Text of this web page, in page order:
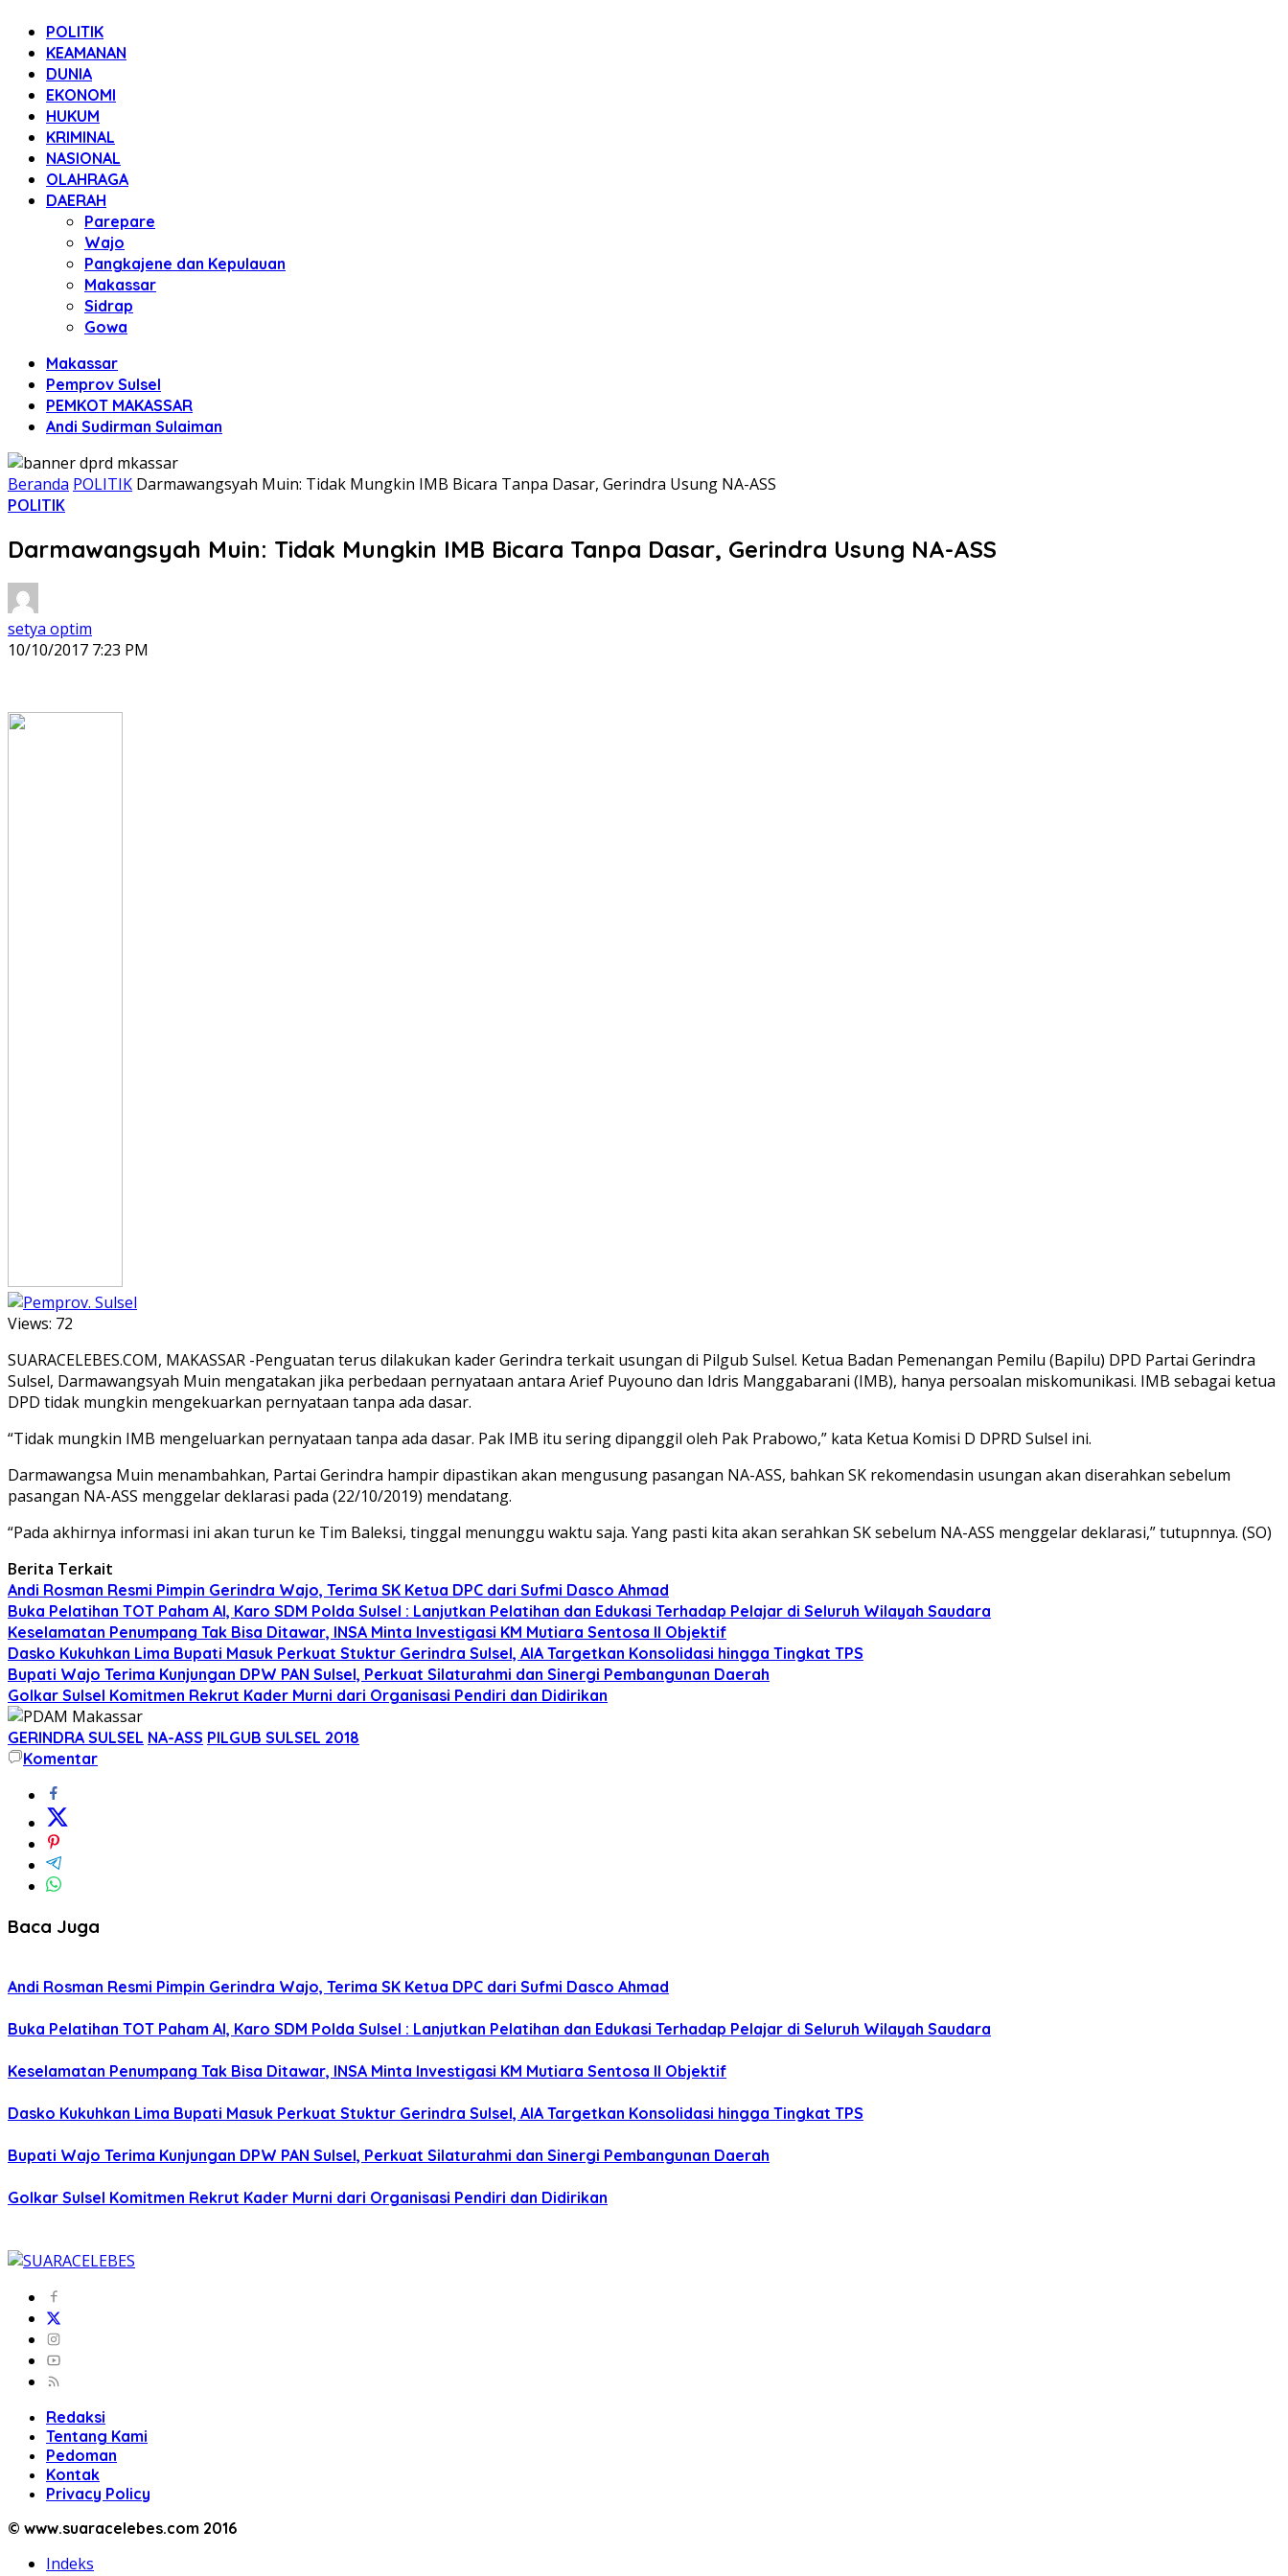
POLITIK
KEAMANAN
DUNIA
EKONOMI
HUKUM
KRIMINAL
NASIONAL
OLAHRAGA
DAERAH
Parepare
Wajo
Pangkajene dan Kepulauan
Makassar
Sidrap
Gowa
Makassar
Pemprov Sulsel
PEMKOT MAKASSAR
Andi Sudirman Sulaiman
Beranda POLITIK Darmawangsyah Muin: Tidak Mungkin IMB Bicara Tanpa Dasar, Gerindra Usung NA-ASS
POLITIK
Darmawangsyah Muin: Tidak Mungkin IMB Bicara Tanpa Dasar, Gerindra Usung NA-ASS
setya optim
10/10/2017 7:23 PM
Views: 72
SUARACELEBES.COM, MAKASSAR -Penguatan terus dilakukan kader Gerindra terkait usungan di Pilgub Sulsel. Ketua Badan Pemenangan Pemilu (Bapilu) DPD Partai Gerindra
Sulsel, Darmawangsyah Muin mengatakan jika perbedaan pernyataan antara Arief Puyouno dan Idris Manggabarani (IMB), hanya persoalan miskomunikasi. IMB sebagai ketua
DPD tidak mungkin mengekuarkan pernyataan tanpa ada dasar.
“Tidak mungkin IMB mengeluarkan pernyataan tanpa ada dasar. Pak IMB itu sering dipanggil oleh Pak Prabowo,” kata Ketua Komisi D DPRD Sulsel ini.
Darmawangsa Muin menambahkan, Partai Gerindra hampir dipastikan akan mengusung pasangan NA-ASS, bahkan SK rekomendasin usungan akan diserahkan sebelum
pasangan NA-ASS menggelar deklarasi pada (22/10/2019) mendatang.
“Pada akhirnya informasi ini akan turun ke Tim Baleksi, tinggal menunggu waktu saja. Yang pasti kita akan serahkan SK sebelum NA-ASS menggelar deklarasi,” tutupnnya. (SO)
Berita Terkait
Andi Rosman Resmi Pimpin Gerindra Wajo, Terima SK Ketua DPC dari Sufmi Dasco Ahmad
Buka Pelatihan TOT Paham AI, Karo SDM Polda Sulsel : Lanjutkan Pelatihan dan Edukasi Terhadap Pelajar di Seluruh Wilayah Saudara
Keselamatan Penumpang Tak Bisa Ditawar, INSA Minta Investigasi KM Mutiara Sentosa II Objektif
Dasko Kukuhkan Lima Bupati Masuk Perkuat Stuktur Gerindra Sulsel, AIA Targetkan Konsolidasi hingga Tingkat TPS
Bupati Wajo Terima Kunjungan DPW PAN Sulsel, Perkuat Silaturahmi dan Sinergi Pembangunan Daerah
Golkar Sulsel Komitmen Rekrut Kader Murni dari Organisasi Pendiri dan Didirikan
GERINDRA SULSEL NA-ASS PILGUB SULSEL 2018
Komentar
Baca Juga
Andi Rosman Resmi Pimpin Gerindra Wajo, Terima SK Ketua DPC dari Sufmi Dasco Ahmad
Buka Pelatihan TOT Paham AI, Karo SDM Polda Sulsel : Lanjutkan Pelatihan dan Edukasi Terhadap Pelajar di Seluruh Wilayah Saudara
Keselamatan Penumpang Tak Bisa Ditawar, INSA Minta Investigasi KM Mutiara Sentosa II Objektif
Dasko Kukuhkan Lima Bupati Masuk Perkuat Stuktur Gerindra Sulsel, AIA Targetkan Konsolidasi hingga Tingkat TPS
Bupati Wajo Terima Kunjungan DPW PAN Sulsel, Perkuat Silaturahmi dan Sinergi Pembangunan Daerah
Golkar Sulsel Komitmen Rekrut Kader Murni dari Organisasi Pendiri dan Didirikan
Redaksi
Tentang Kami
Pedoman
Kontak
Privacy Policy
© www.suaracelebes.com 2016
Indeks